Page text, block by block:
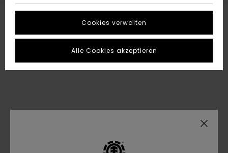
Cookies verwalten
Alle Cookies akzeptieren